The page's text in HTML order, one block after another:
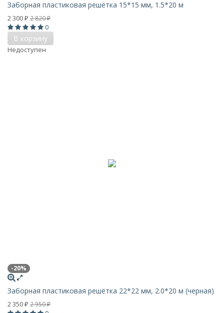
Заборная пластиковая решётка 15*15 мм, 1.5*20 м
2 300 ₽ 2 820₽
0
В корзину
Недоступен
-20%
Заборная пластиковая решётка 22*22 мм, 2.0*20 м (черная)
2 350 ₽ 2 950₽